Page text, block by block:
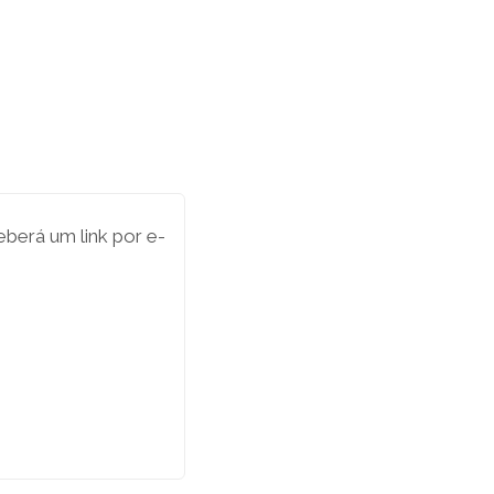
um link por e-